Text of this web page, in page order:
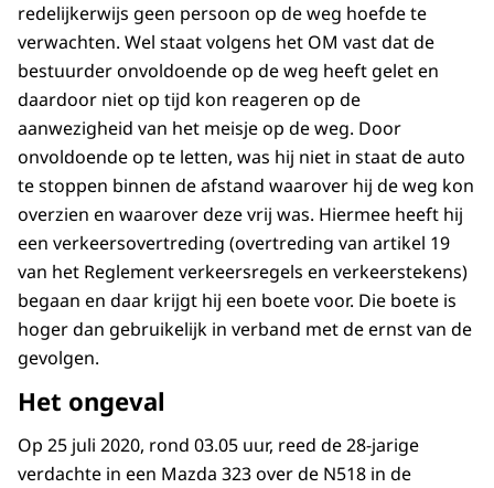
redelijkerwijs geen persoon op de weg hoefde te
verwachten. Wel staat volgens het OM vast dat de
bestuurder onvoldoende op de weg heeft gelet en
daardoor niet op tijd kon reageren op de
aanwezigheid van het meisje op de weg. Door
onvoldoende op te letten, was hij niet in staat de auto
te stoppen binnen de afstand waarover hij de weg kon
overzien en waarover deze vrij was. Hiermee heeft hij
een verkeersovertreding (overtreding van artikel 19
van het Reglement verkeersregels en verkeerstekens)
begaan en daar krijgt hij een boete voor. Die boete is
hoger dan gebruikelijk in verband met de ernst van de
gevolgen.
Het ongeval
Op 25 juli 2020, rond 03.05 uur, reed de 28-jarige
verdachte in een Mazda 323 over de N518 in de